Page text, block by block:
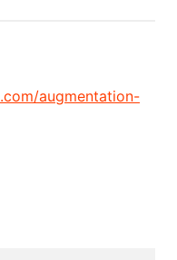
augmentation-